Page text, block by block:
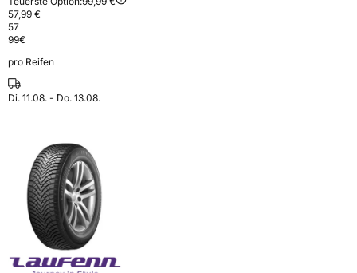
57,99 €
57
99€
pro Reifen
Di. 11.08. - Do. 13.08.